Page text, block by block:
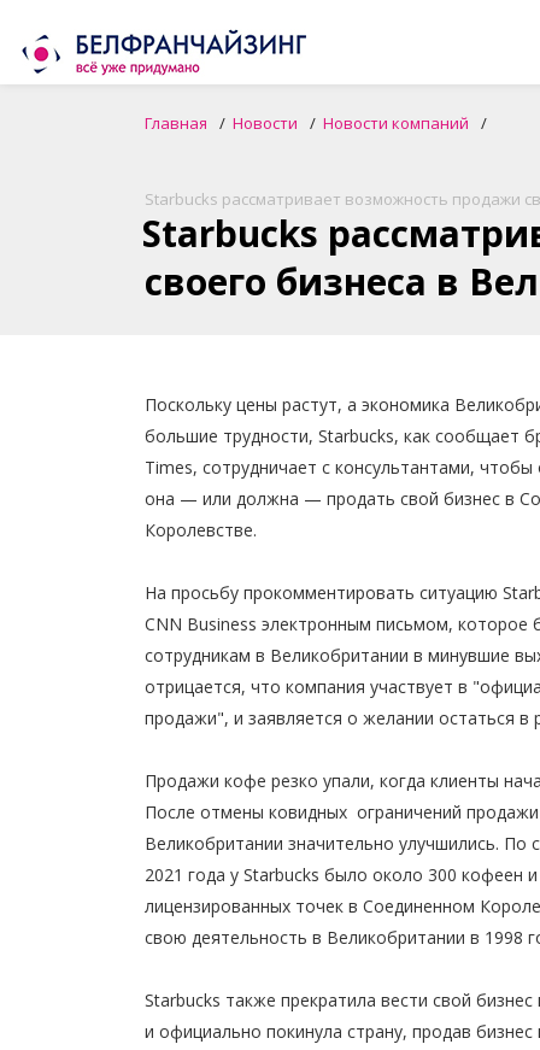
Главная Новости Новости компаний
Starbucks рассматривает возможность продажи
Starbucks
своего бизнеса в
Поскольку цены растут, а экономика
большие трудности, Starbucks, как сообщает
Times, сотрудничает с консультантами,
она — или должна — продать свой бизнес в
Королевстве.
На просьбу прокомментировать ситуацию
CNN Business электронным письмом, которое
сотрудникам в Великобритании в минувшие
отрицается, что компания участвует в
продажи", и заявляется о желании остаться в
Продажи кофе резко упали, когда клиенты
После отмены ковидных ограничений
Великобритании значительно улучшились. По
2021 года у Starbucks было около 300 кофеен
лицензированных точек в Соединенном
свою деятельность в Великобритании в 1998
Starbucks также прекратила вести свой бизнес
и официально покинула страну, продав